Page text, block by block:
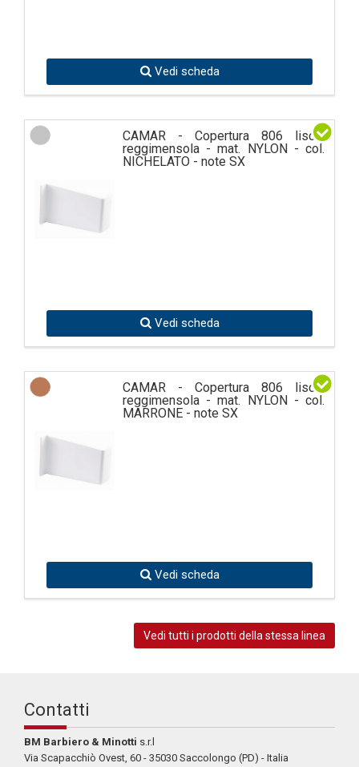
Vedi scheda
CAMAR - Copertura 806 liscia
reggimensola - mat. NYLON - col.
NICHELATO - note SX
Vedi scheda
CAMAR - Copertura 806 liscia
reggimensola - mat. NYLON - col.
MARRONE - note SX
Vedi scheda
Vedi tutti i prodotti della stessa linea
Contatti
BM Barbiero & Minotti s.r.l
Via Scapacchiò Ovest, 60 - 35030 Saccolongo (PD) - Italia